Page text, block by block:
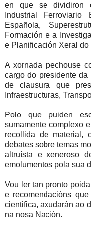
en que se dividiron
Industrial Ferroviario
Española,
Formación e a
e Planificación Xeral
A xornada pechouse
cargo do presidente da
de clausura que
Infraestructuras,
Polo que puiden
sumamente complexo e
recollida de material,
debates sobre temas
altruísta e xeneroso
emolumentos pola sua
Vou ler tan pronto
e recomendacións
cientifica, axudarán ao
na nosa Nación.